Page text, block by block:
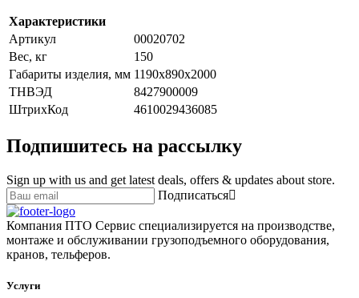
Характеристики
Артикул
00020702
Вес, кг
150
Габариты изделия, мм 1190х890х2000
ТНВЭД
8427900009
ШтрихКод
4610029436085
Подпишитесь на рассылку
Sign up with us and get latest deals, offers & updates about store.
Подписаться
Компания ПТО Сервис специализируется на производстве,
монтаже и обслуживании грузоподъемного оборудования,
кранов, тельферов.
Услуги